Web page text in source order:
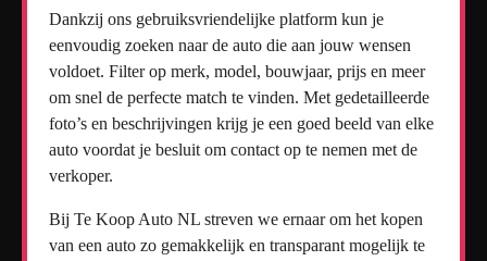
Dankzij ons gebruiksvriendelijke platform kun je
eenvoudig zoeken naar de auto die aan jouw wensen
voldoet. Filter op merk, model, bouwjaar, prijs en meer
om snel de perfecte match te vinden. Met gedetailleerde
foto’s en beschrijvingen krijg je een goed beeld van elke
auto voordat je besluit om contact op te nemen met de
verkoper.
Bij Te Koop Auto NL streven we ernaar om het kopen
van een auto zo gemakkelijk en transparant mogelijk te